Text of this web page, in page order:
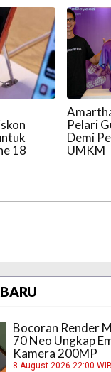
18
Pelari
Demi
UMKM
Bocoran Render
70 Neo Ungkap
Kamera 200MP
8 August 2026 22:00 WIB